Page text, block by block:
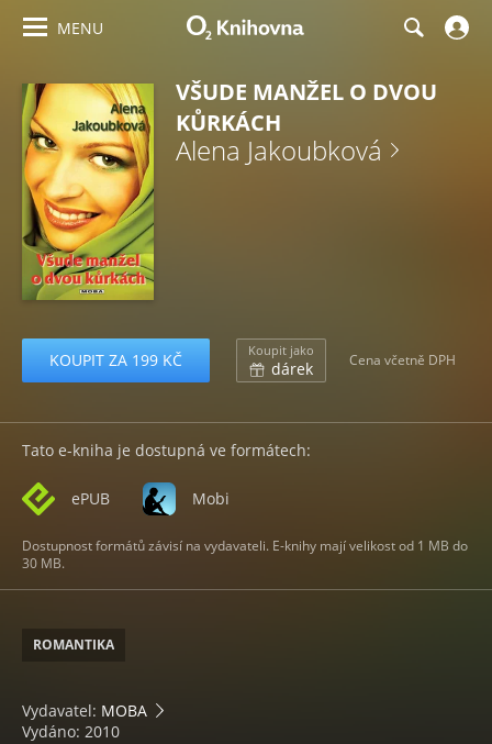
MENU
VŠUDE MANŽEL O DVOU
KŮRKÁCH
Alena Jakoubková
KOUPIT ZA 199 KČ Koupit jako
dárek Cena včetně DPH
Tato e-kniha je dostupná ve formátech:
ePUB Mobi
Dostupnost formátů závisí na vydavateli. E-knihy mají velikost od 1 MB do
30 MB.
ROMANTIKA
Vydavatel: MOBA
Vydáno: 2010